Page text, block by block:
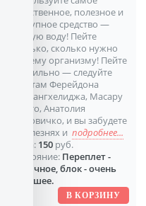
естественное, полезное и
доступное средство —
чистую воду! Пейте
столько, сколько нужно
вашему организму! Пейте
правильно — следуйте
советам Ферейдона
Батмангхелиджа, Масару
Эмото, Анатолия
Маловичко, и вы забудете
о болезнях и подробнее...
Цена: 150руб.
Состояние: Переплет -
отличное, блок - очень
хорошее.